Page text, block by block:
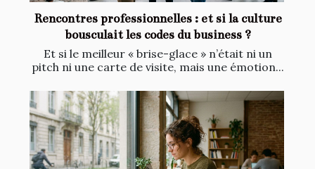
Rencontres professionnelles : et si la culture
bousculait les codes du business ?
Et si le meilleur « brise-glace » n’était ni un
pitch ni une carte de visite, mais une émotion...